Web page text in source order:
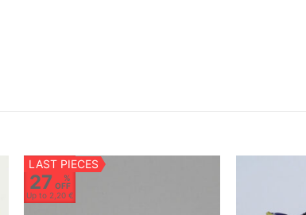
LAST PIECES
27
%
OFF
Up to 2,20 €